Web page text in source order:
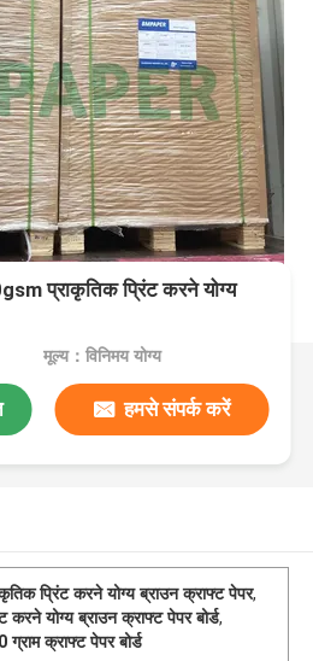
प्राकृतिक प्रिंट करने योग्य
मूल्य：विनिमय योग्य
हमसे संपर्क करें
प्रिंट करने योग्य ब्राउन क्राफ्ट पेपर,
करने योग्य ब्राउन क्राफ्ट पेपर बोर्ड,
ग्राम क्राफ्ट पेपर बोर्ड